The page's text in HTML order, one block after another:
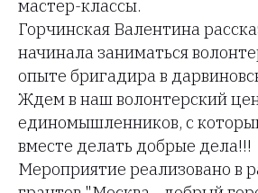
мастер-классы.
Горчинская Валентина
начинала заниматься
опыте бригадира в
Ждем в наш волонтерский
единомышленников, с
вместе делать добрые дела!!!
Мероприятие реализовано в